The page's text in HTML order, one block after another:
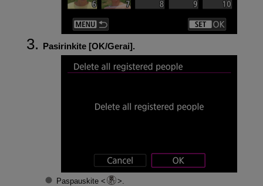
Pasirinkite [OK/Gerai].
Paspauskite .